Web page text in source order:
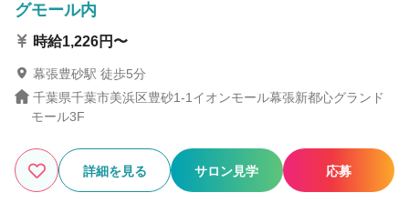
グモール内
時給1,226円〜
幕張豊砂駅 徒歩5分
千葉県千葉市美浜区豊砂1-1イオンモール幕張新都心グランド
モール3F
詳細を見る サロン見学 応募